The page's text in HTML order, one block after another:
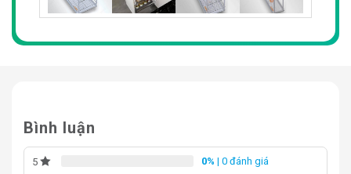
Bình luận
5 0% | 0 đánh giá